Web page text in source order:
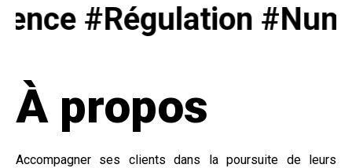
#Numérique
À propos
Accompagner ses clients dans la poursuite de leurs